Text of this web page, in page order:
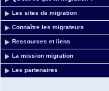
Les sites de migration
Connaître les migrateurs
Ressources et liens
La mission migration
Les partenaires